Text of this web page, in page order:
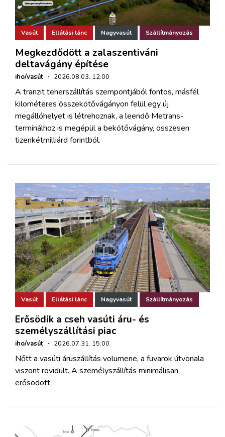
Vasút Ellátási lánc Nagyvasút Szállítmányozás
Megkezdődött a zalaszentiváni
deltavágány építése
iho/vasút · 2026.08.03. 12:00
A tranzit teherszállítás szempontjából fontos, másfél
kilométeres összekötővágányon felül egy új
megállóhelyet is létrehoznak, a leendő Metrans-
terminálhoz is megépül a bekötővágány, összesen
tizenkétmilliárd forintból.
Vasút Ellátási lánc Nagyvasút Szállítmányozás
Erősödik a cseh vasúti áru- és
személyszállítási piac
iho/vasút · 2026.07.31. 15:00
Nőtt a vasúti áruszállítás volumene, a fuvarok útvonala
viszont rövidült. A személyszállítás minimálisan
erősödött.